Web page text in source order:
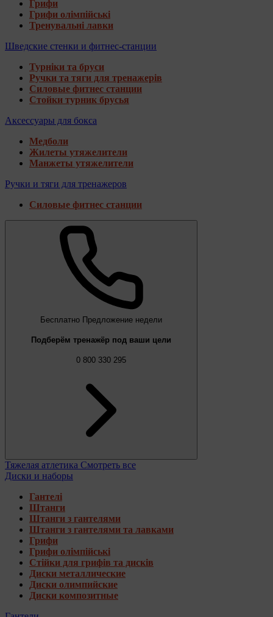
Грифи
Грифи олімпійські
Тренувальні лавки
Шведские стенки и фитнес-станции
Турніки та бруси
Ручки та тяги для тренажерів
Силовые фитнес станции
Стойки турник брусья
Аксессуары для бокса
Медболи
Жилеты утяжелители
Манжеты утяжелители
Ручки и тяги для тренажеров
Силовые фитнес станции
Бесплатно Предложение недели
Подберём тренажёр под ваши цели
0 800 330 295
Тяжелая атлетика Смотреть все
Диски и наборы
Гантелі
Штанги
Штанги з гантелями
Штанги з гантелями та лавками
Грифи
Грифи олімпійські
Стійки для грифів та дисків
Диски металлические
Диски олимпийские
Диски композитные